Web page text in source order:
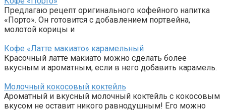
Предлагаю рецепт оригинального кофейного напитка
«Порто». Он готовится с добавлением портвейна,
молотой корицы и
Кофе «Латте макиато» карамельный
Красочный латте макиато можно сделать более
вкусным и ароматным, если в него добавить карамель.
Молочный кокосовый коктейль
Ароматный и вкусный молочный коктейль с кокосовым
вкусом не оставит никого равнодушным! Его можно